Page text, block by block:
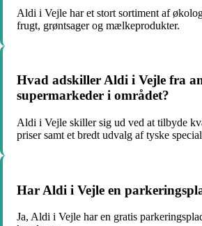
Aldi i Vejle har et stort sortiment af
frugt, grøntsager og mælkeprodukter.
Hvad adskiller Aldi i Vejle fra
supermarkeder i området?
Aldi i Vejle skiller sig ud ved at tilbyde
priser samt et bredt udvalg af tyske
Har Aldi i Vejle en
Ja, Aldi i Vejle har en gratis